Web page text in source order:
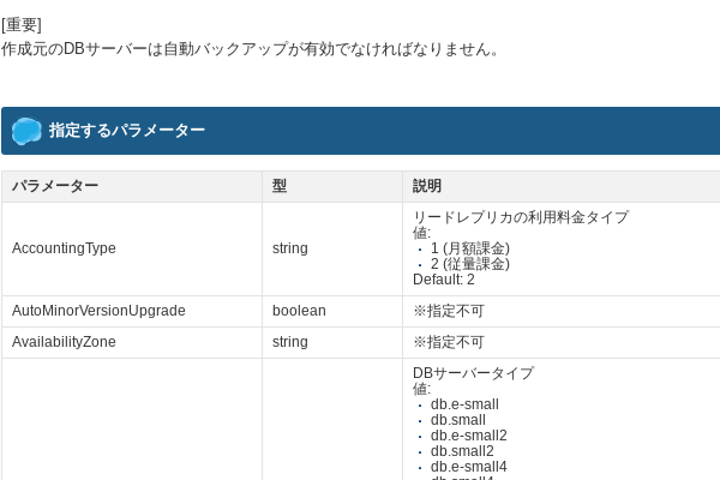
[重要]
作成元のDBサーバーは自動バックアップが有効でなければなりません。
指定するパラメーター
パラメーター 型 説明
AccountingType string
リードレプリカの利用料金タイプ
値:
1 (月額課金)
2 (従量課金)
Default: 2
AutoMinorVersionUpgrade boolean ※指定不可
AvailabilityZone string ※指定不可
DBサーバータイプ
値:
db.e-small
db.small
db.e-small2
db.small2
db.e-small4